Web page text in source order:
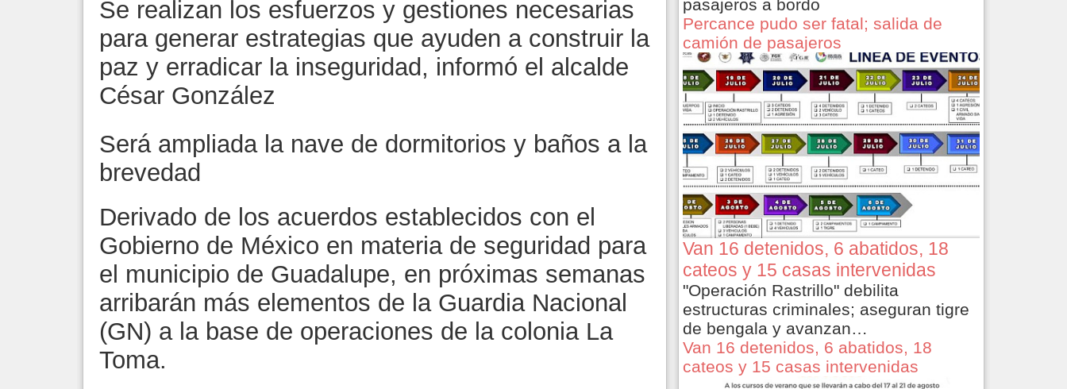
Se realizan los esfuerzos y gestiones necesarias
para generar estrategias que ayuden a construir la
paz y erradicar la inseguridad, informó el alcalde
César González
Será ampliada la nave de dormitorios y baños a la
brevedad
Derivado de los acuerdos establecidos con el
Gobierno de México en materia de seguridad para
el municipio de Guadalupe, en próximas semanas
arribarán más elementos de la Guardia Nacional
(GN) a la base de operaciones de la colonia La
Toma.
pasajeros a bordo
Percance pudo ser fatal; salida de
camión de pasajeros
Van 16 detenidos, 6 abatidos, 18
cateos y 15 casas intervenidas
"Operación Rastrillo" debilita
estructuras criminales; aseguran tigre
de bengala y avanzan…
Van 16 detenidos, 6 abatidos, 18
cateos y 15 casas intervenidas